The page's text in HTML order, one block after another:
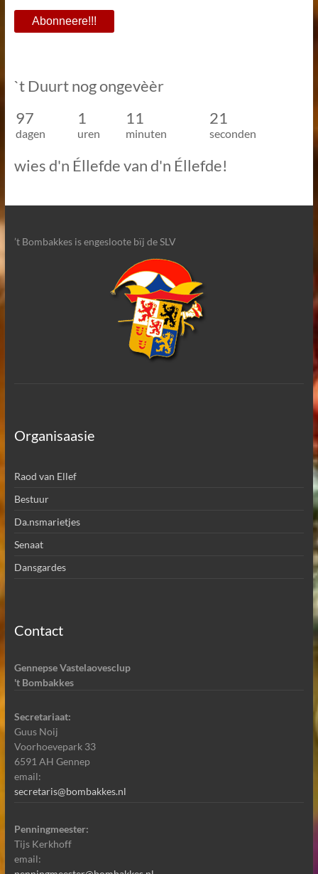
`t Duurt nog ongevèèr
97
1 11 20
dagen uren minuten seconden
wies d'n Éllefde van d'n Éllefde!
’t Bombakkes is engesloote bïj de SLV
Organisaasie
Raod van Ellef
Bestuur
Da.nsmarietjes
Senaat
Dansgardes
Contact
Gennepse Vastelaovesclup
't Bombakkes
Secretariaat:
Guus Noij
Voorhoevepark 33
6591 AH Gennep
email:
secretaris@bombakkes.nl
Penningmeester:
Tijs Kerkhoff
email: